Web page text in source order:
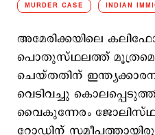
MURDER CASE INDIAN
അമേരിക്കയിലെ
പൊതുസ്ഥലത്ത്
ചെയ്തതിന്
വെടിവച്ചു
വൈകുന്നേരം
റോഡിന്